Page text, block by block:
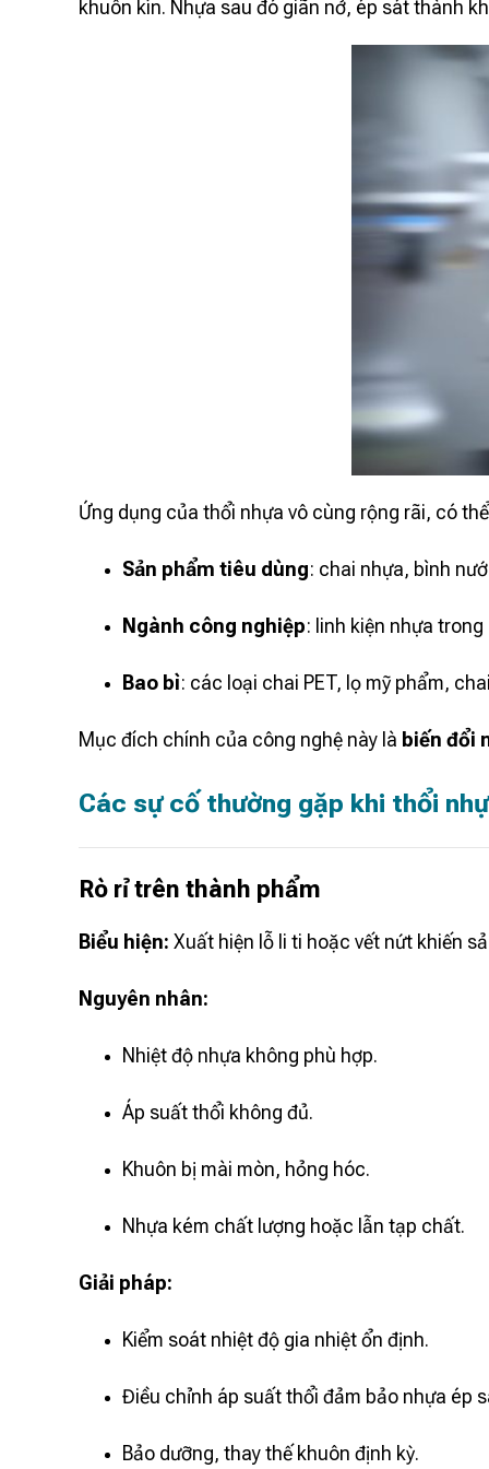
khuôn kín. Nhựa sau đó giãn nở, ép sát thành
Ứng dụng của thổi nhựa vô cùng rộng rãi, có
Sản phẩm tiêu dùng: chai nhựa, bình
Ngành công nghiệp: linh kiện nhựa
Bao bì: các loại chai PET, lọ mỹ phẩm,
Mục đích chính của công nghệ này là biến đổi
Các sự cố thường gặp khi thổi
Rò rỉ trên thành phẩm
Biểu hiện: Xuất hiện lỗ li ti hoặc vết nứt khiến
Nguyên nhân:
Nhiệt độ nhựa không phù hợp.
Áp suất thổi không đủ.
Khuôn bị mài mòn, hỏng hóc.
Nhựa kém chất lượng hoặc lẫn tạp chất.
Giải pháp:
Kiểm soát nhiệt độ gia nhiệt ổn định.
Điều chỉnh áp suất thổi đảm bảo nhựa ép
Bảo dưỡng, thay thế khuôn định kỳ.